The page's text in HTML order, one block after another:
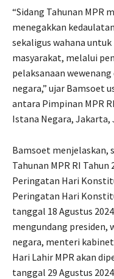
“Sidang Tahunan MPR
menegakkan
sekaligus wahana
masyarakat, melalui
pelaksanaan
negara,” ujar Bamsoet
antara Pimpinan MPR
Istana Negara, Jakarta,
Bamsoet menjelaskan,
Tahunan MPR RI
Peringatan Hari
Peringatan Hari
tanggal 18 Agustus
mengundang presiden,
negara, menteri kabinet
Hari Lahir MPR akan
tanggal 29 Agustus